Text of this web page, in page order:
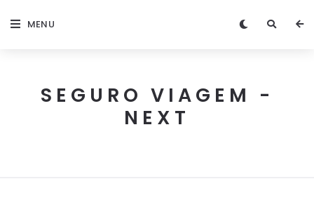
MENU
SEGURO VIAGEM -
NEXT